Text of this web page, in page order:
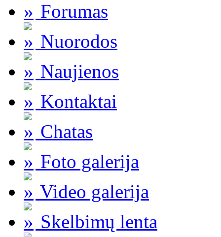
Forumas
Nuorodos
Naujienos
Kontaktai
Chatas
Foto galerija
Video galerija
Skelbimų lenta